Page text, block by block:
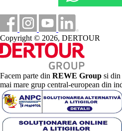
Copyright © 2026, DERTOUR
Facem parte din REWE Group si din
mai mare grup central-european din